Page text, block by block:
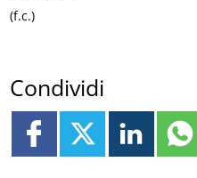
(f.c.)
Condividi